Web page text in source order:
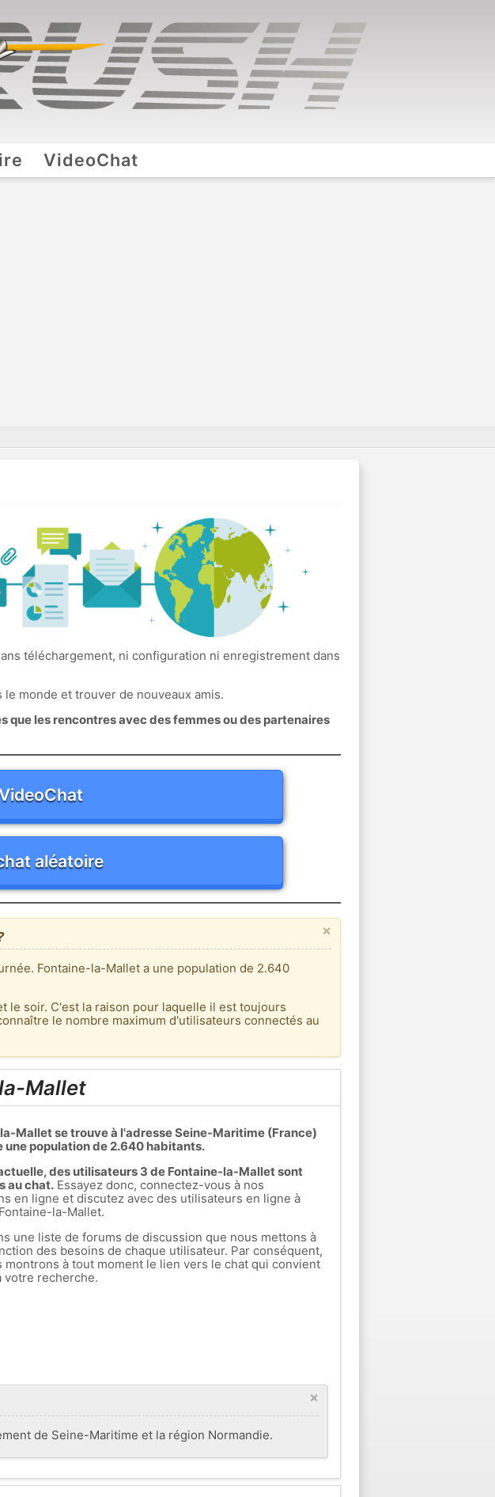
VideoChat
téléchargement, ni configuration ni enregistrement dans
monde et trouver de nouveaux amis.
les rencontres avec des femmes ou des partenaires
aléatoire
×
Fontaine-la-Mallet a une population de 2.640
le soir. C'est la raison pour laquelle il est toujours
le nombre maximum d'utilisateurs connectés au
Mallet
Mallet se trouve à l'adresse Seine-Maritime (France)
une population de 2.640 habitants.
des utilisateurs 3 de Fontaine-la-Mallet sont
au chat.Essayez donc, connectez-vous à nos
en ligne et discutez avec des utilisateurs en ligne à
la-Mallet.
une liste de forums de discussion que nous mettons à
des besoins de chaque utilisateur. Par conséquent,
montrons à tout moment le lien vers le chat qui convient
votre recherche.
×
de Seine-Maritime et la région Normandie.